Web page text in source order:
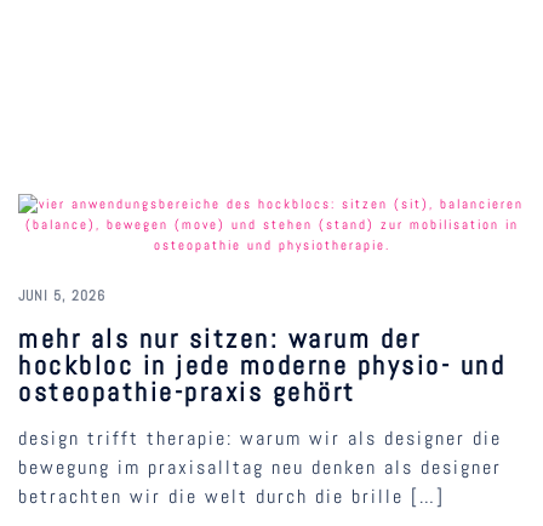
JUNI 5, 2026
mehr als nur sitzen: warum der
hockbloc in jede moderne physio- und
osteopathie-praxis gehört
design trifft therapie: warum wir als designer die
bewegung im praxisalltag neu denken als designer
betrachten wir die welt durch die brille […]